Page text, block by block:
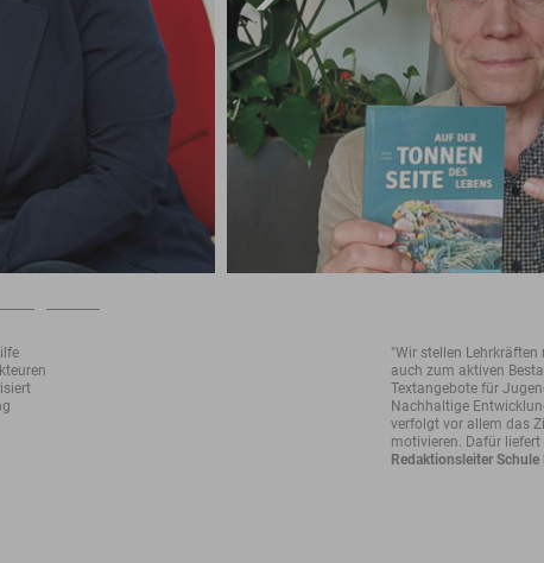
"Wir stellen
auch zum aktiven
Textangebote für
Nachhaltige
verfolgt vor allem das
motivieren. Dafür
Redaktionsleiter